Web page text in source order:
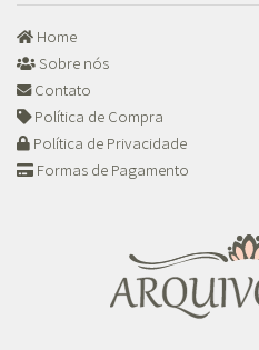
Home
Sobre nós
Contato
Política de Compra
Política de Privacidade
Formas de Pagamento